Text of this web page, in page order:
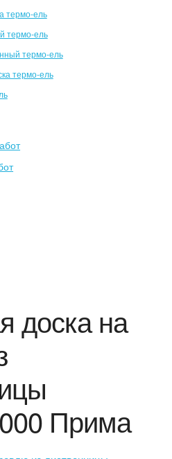
термо-ель
термо-ель
термо-ель
термо-ель
доска на
Прима